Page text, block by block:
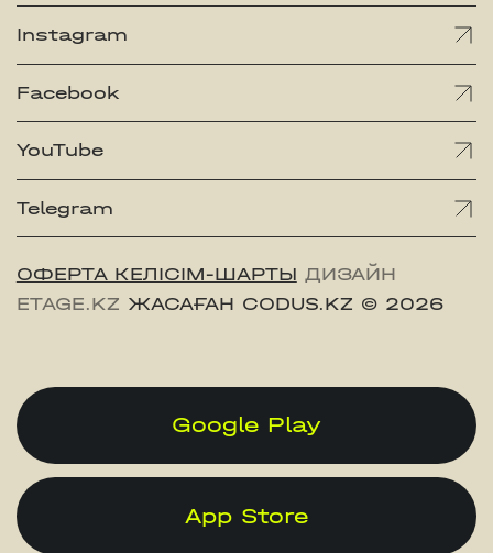
Instagram
Facebook
YouTube
Telegram
ОФЕРТА КЕЛІСІМ-ШАРТЫ ДИЗАЙН
ETAGE.KZ ЖАСАҒАН CODUS.KZ © 2026
Google Play
App Store